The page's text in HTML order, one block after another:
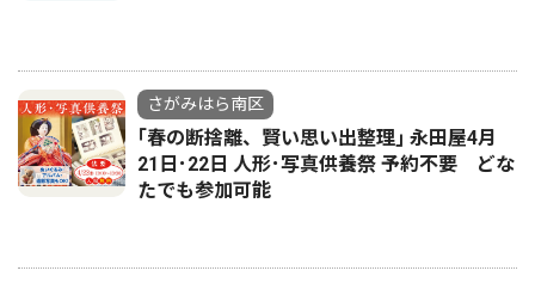
さがみはら南区
｢春の断捨離、賢い思い出整理｣ 永田屋4月
21日･22日 人形･写真供養祭 予約不要 どな
たでも参加可能